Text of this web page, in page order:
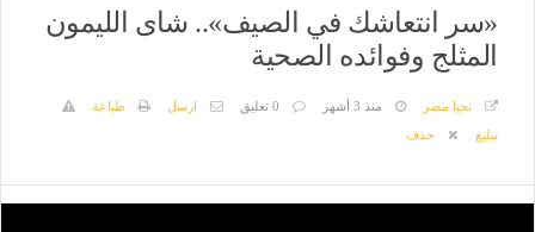
«سر انتعاشك في الصيف».. شاى الليمون
المثلج وفوائده الصحية
تحيا مصر منذ 3 أشهر 0 تعليق ارسل
طباعة
تبليغ
حذف